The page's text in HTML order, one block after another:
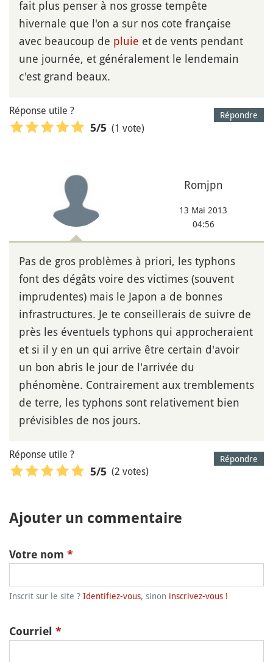
fait plus penser à nos grosse tempête
hivernale que l'on a sur nos cote française
avec beaucoup de pluie et de vents pendant
une journée, et généralement le lendemain
c'est grand beaux.
Répondre
Réponse utile ?
5/5 (1 vote)
Romjpn
13 Mai 2013
04:56
Pas de gros problèmes à priori, les typhons
font des dégâts voire des victimes (souvent
imprudentes) mais le Japon a de bonnes
infrastructures. Je te conseillerais de suivre de
près les éventuels typhons qui approcheraient
et si il y en un qui arrive être certain d'avoir
un bon abris le jour de l'arrivée du
phénomène. Contrairement aux tremblements
de terre, les typhons sont relativement bien
prévisibles de nos jours.
Répondre
Réponse utile ?
5/5 (2 votes)
Ajouter un commentaire
Votre nom *
Inscrit sur le site ? Identifiez-vous, sinon inscrivez-vous !
Courriel *